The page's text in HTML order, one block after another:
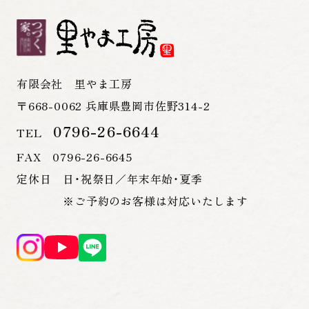
有限会社 里やま工房
〒668-0062 兵庫県豊岡市佐野314-2
TEL 0796-26-6644
FAX 0796-26-6645
定休日 日・祝祭日／年末年始・夏季
※ご予約のお客様は対応いたします